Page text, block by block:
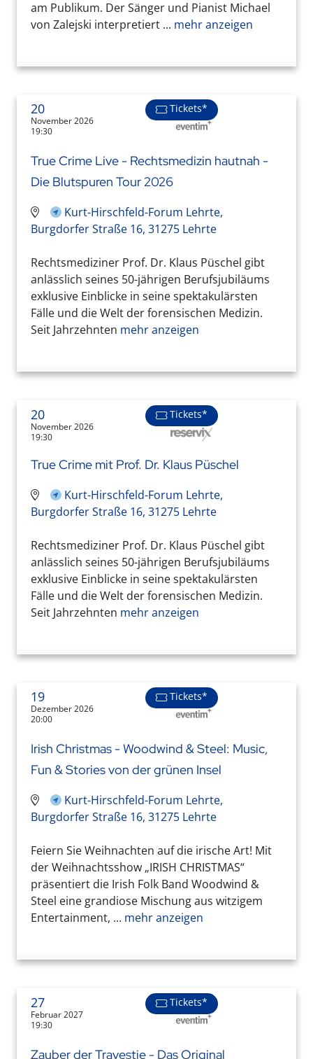
am Publikum. Der Sänger und Pianist Michael
von Zalejski interpretiert ... mehr anzeigen
20
November 2026
19:30
Tickets*
True Crime Live - Rechtsmedizin hautnah -
Die Blutspuren Tour 2026
Kurt-Hirschfeld-Forum Lehrte,
Burgdorfer Straße 16, 31275 Lehrte
Rechtsmediziner Prof. Dr. Klaus Püschel gibt
anlässlich seines 50-jährigen Berufsjubiläums
exklusive Einblicke in seine spektakulärsten
Fälle und die Welt der forensischen Medizin.
Seit Jahrzehnten mehr anzeigen
20
November 2026
19:30
Tickets*
True Crime mit Prof. Dr. Klaus Püschel
Kurt-Hirschfeld-Forum Lehrte,
Burgdorfer Straße 16, 31275 Lehrte
Rechtsmediziner Prof. Dr. Klaus Püschel gibt
anlässlich seines 50-jährigen Berufsjubiläums
exklusive Einblicke in seine spektakulärsten
Fälle und die Welt der forensischen Medizin.
Seit Jahrzehnten mehr anzeigen
19
Dezember 2026
20:00
Tickets*
Irish Christmas - Woodwind & Steel: Music,
Fun & Stories von der grünen Insel
Kurt-Hirschfeld-Forum Lehrte,
Burgdorfer Straße 16, 31275 Lehrte
Feiern Sie Weihnachten auf die irische Art! Mit
der Weihnachtsshow „IRISH CHRISTMAS“
präsentiert die Irish Folk Band Woodwind &
Steel eine grandiose Mischung aus witzigem
Entertainment, ... mehr anzeigen
27
Februar 2027
19:30
Tickets*
Zauber der Travestie - Das Original